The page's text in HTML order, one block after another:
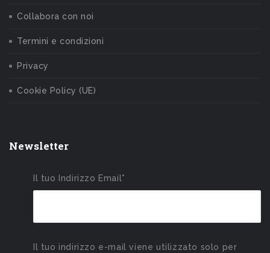
Collabora con noi
Termini e condizioni
Privacy
Cookie Policy (UE)
Newsletter
Il tuo Indirizzo Email*
Il tuo indirizzo e-mail viene utilizzato solo per